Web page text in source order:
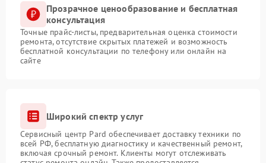
Прозрачное ценообразование и бесплатная
консультация
Точные прайс-листы, предварительная оценка стоимости
ремонта, отсутствие скрытых платежей и возможность
бесплатной консультации по телефону или онлайн на
сайте
Широкий спектр услуг
Сервисный центр Pard обеспечивает доставку техники по
всей РФ, бесплатную диагностику и качественный ремонт,
включая срочный ремонт. Клиенты могут отслеживать